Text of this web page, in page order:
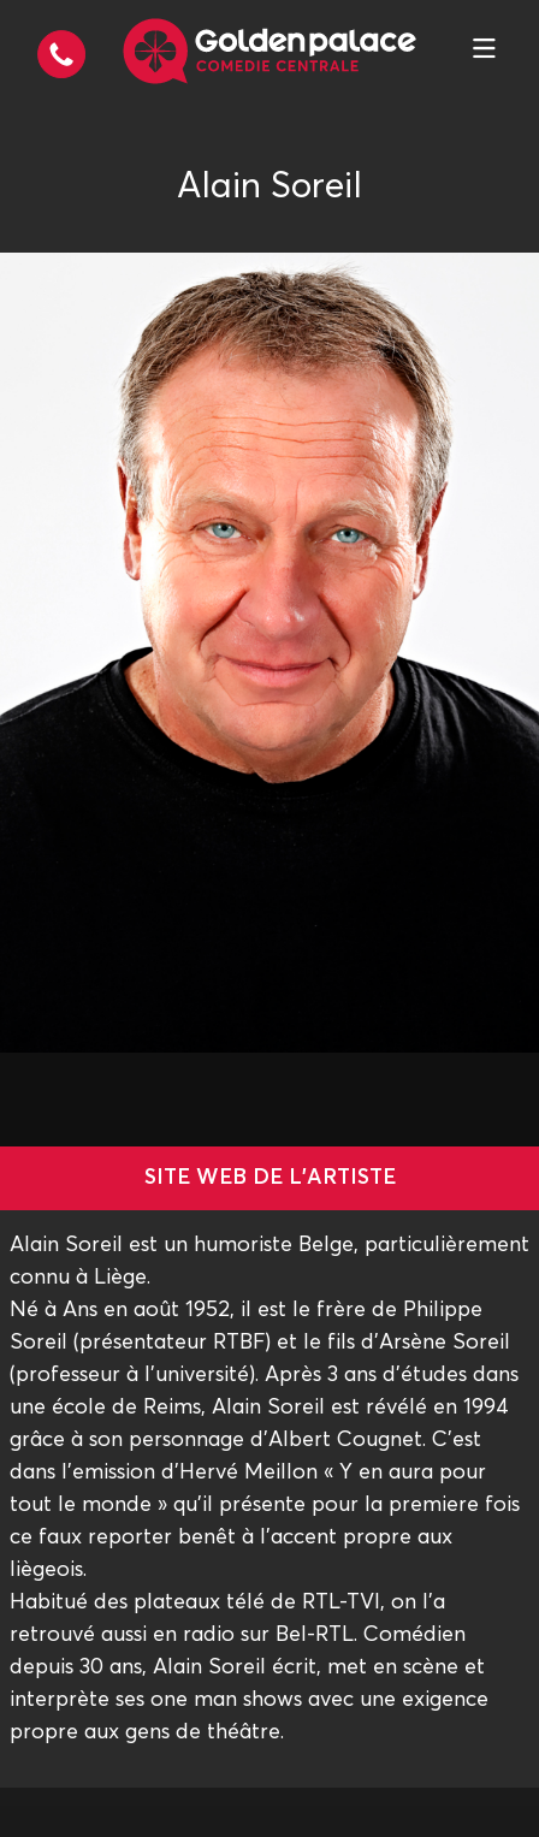
Alain Soreil
SITE WEB DE L'ARTISTE
Alain Soreil est un humoriste Belge, particulièrement
connu à Liège.
Né à Ans en août 1952, il est le frère de Philippe
Soreil (présentateur RTBF) et le fils d’Arsène Soreil
(professeur à l’université). Après 3 ans d’études dans
une école de Reims, Alain Soreil est révélé en 1994
grâce à son personnage d’Albert Cougnet. C’est
dans l’emission d’Hervé Meillon « Y en aura pour
tout le monde » qu’il présente pour la premiere fois
ce faux reporter benêt à l’accent propre aux
liègeois.
Habitué des plateaux télé de RTL-TVI, on l'a
retrouvé aussi en radio sur Bel-RTL. Comédien
depuis 30 ans, Alain Soreil écrit, met en scène et
interprète ses one man shows avec une exigence
propre aux gens de théâtre.